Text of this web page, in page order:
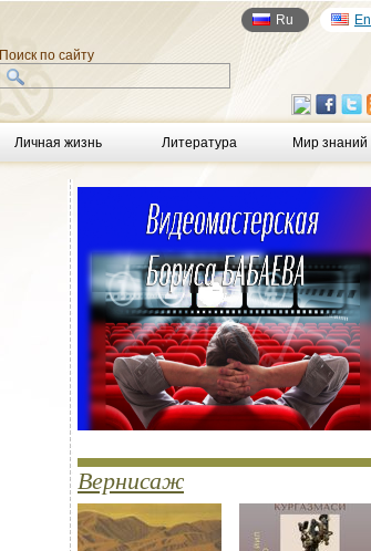
Ru En
Поиск по сайту
Личная жизнь Литература Мир знаний
Вернисаж